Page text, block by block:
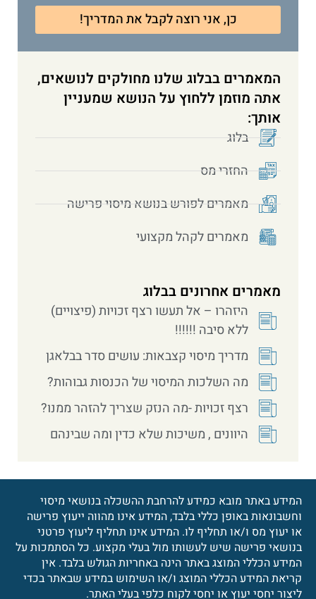
כן, אני רוצה לקבל את המדריך!
המאמרים בבלוג שלנו מחולקים לנושאים,
אתה מוזמן ללחוץ על הנושא שמעניין
אותך:
בלוג
החזרי מס
מאמרים לפורש בנושא מיסוי פרישה
מאמרים לקהל מקצועי
מאמרים אחרונים בבלוג
היזהרו – אל תעשו רצף זכויות (פיצויים)
ללא סיבה !!!!!!
מדריך מיסוי קצבאות: עושים סדר בבלאגן
מה השלכות המיסוי של הכנסות גבוהות?
רצף זכויות -מה הנזק שצריך להזהר ממנו?
היוונים , משיכות שלא כדין ומה שבינהם
המידע באתר מובא כמידע להרחבת ההשכלה בנושאי מיסוי
וחשבונאות באופן כללי בלבד, המידע אינו מהווה ייעוץ פרישה
או יעוץ מס ו/או תחליף לו. המידע אינו תחליף ליעוץ פרטני
בנושאי פרישה שיש לעשותו מול בעלי מקצוע. כל הסתמכות על
המידע הכללי המוצג באתר הינה באחריות הגולש בלבד. אין
קריאת המידע הכללי המוצג ו/או השימוש במידע שבאתר בכדי
ליצור יחסי יעוץ או יחסי לקוח כלפי בעלי האתר.